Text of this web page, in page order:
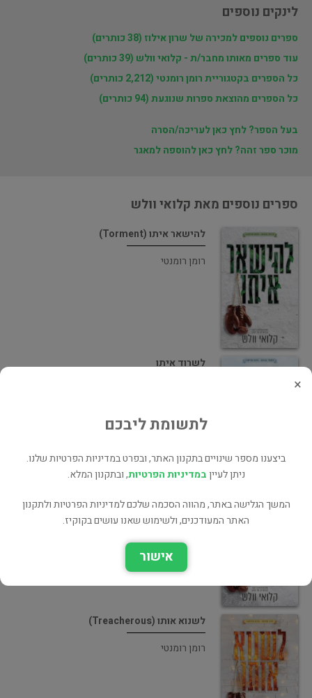
לינקים נוספים
ספרים נוספים למכירה של שרון אילוז (38 כותרים)
עוד ספרים מאותו מחבר/ת - קלואי וולש (39 כותרים)
כל הספרים בקטגוריית רומן רומנטי (2,212 כותרים)
כל הספרים מהוצאת ספרות שנוגעת (94 כותרים)
בעל הספר? לחץ כאן לעריכה/הסרה
מוכר ספר זהה? לחץ כאן להוספה למאגר
ספרים נוספים מאת קלואי וולש
להישאר איתו (Torment)
רומן רומנטי
לשרוד איתו
רומן
לשנוא אותו (Treacherous)
רומן רומנטי
×
לתשומת ליבכם
ביצענו מספר שינויים בתקנון האתר, ובפרט במדיניות הפרטיות שלנו.
ניתן לעייןבמדיניות הפרטיות, ובתקנון המלא.
המשך הגלישה באתר, מהווה הסכמה שלכם למדיניות הפרטיות ולתקנון
האתר המעודכנים, ולשימוש שאנו עושים בקוקיז.
אישור